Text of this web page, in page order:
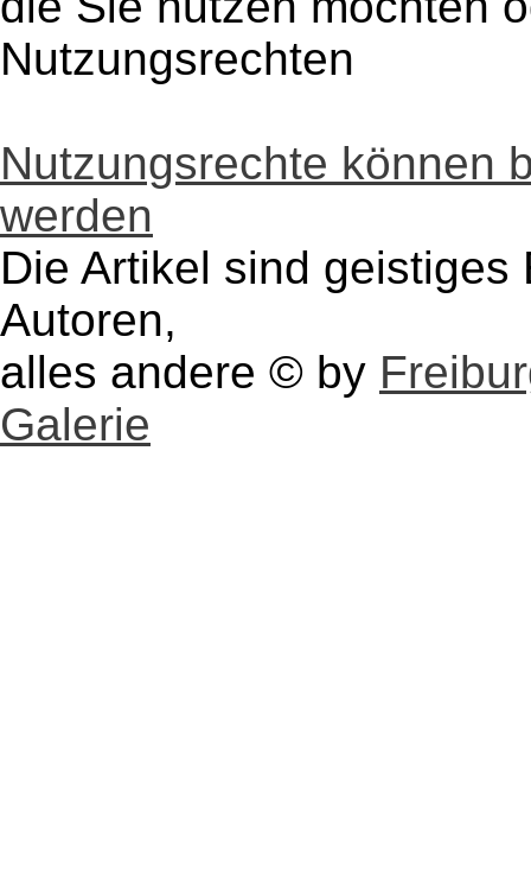
Nutzungsrechten
Nutzungsrechte können
werden
Die Artikel sind
Autoren,
alles andere © by
Galerie